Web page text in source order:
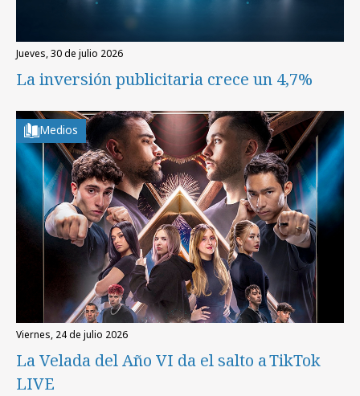
jueves, 30 de julio 2026
La inversión publicitaria crece un 4,7%
Medios
viernes, 24 de julio 2026
La Velada del Año VI da el salto a TikTok
LIVE